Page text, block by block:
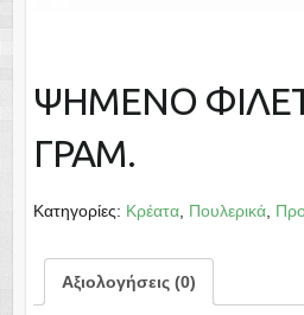
ΨΗΜΕΝΟ
ΓΡΑΜ.
Κατηγορίες: Κρέατα, Πουλερικά,
Αξιολογήσεις (0)